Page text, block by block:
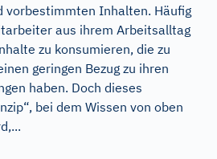
vorbestimmten Inhalten. Häufig
aus ihrem Arbeitsalltag
zu konsumieren, die zu
geringen Bezug zu ihren
haben. Doch dieses
bei dem Wissen von oben